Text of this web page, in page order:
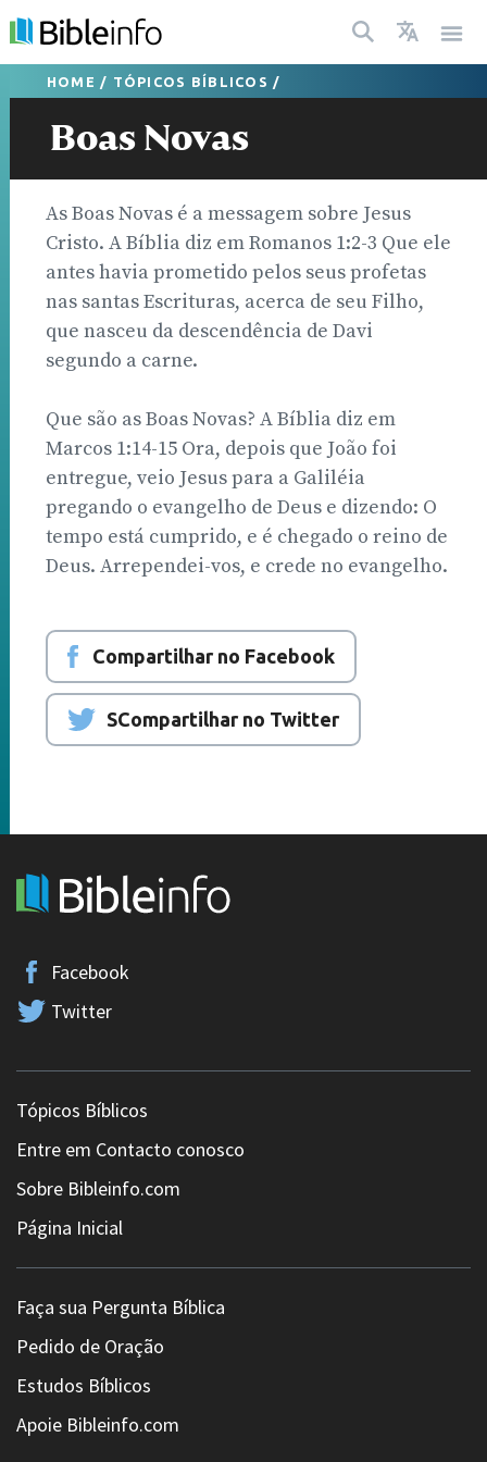
HOME / TÓPICOS BÍBLICOS /
Boas Novas
As Boas Novas é a messagem sobre Jesus
Cristo. A Bíblia diz em Romanos 1:2-3 Que ele
antes havia prometido pelos seus profetas
nas santas Escrituras, acerca de seu Filho,
que nasceu da descendência de Davi
segundo a carne.
Que são as Boas Novas? A Bíblia diz em
Marcos 1:14-15 Ora, depois que João foi
entregue, veio Jesus para a Galiléia
pregando o evangelho de Deus e dizendo: O
tempo está cumprido, e é chegado o reino de
Deus. Arrependei-vos, e crede no evangelho.
Compartilhar no Facebook
SCompartilhar no Twitter
Facebook
Twitter
Tópicos Bíblicos
Entre em Contacto conosco
Sobre Bibleinfo.com
Página Inicial
Faça sua Pergunta Bíblica
Pedido de Oração
Estudos Bíblicos
Apoie Bibleinfo.com